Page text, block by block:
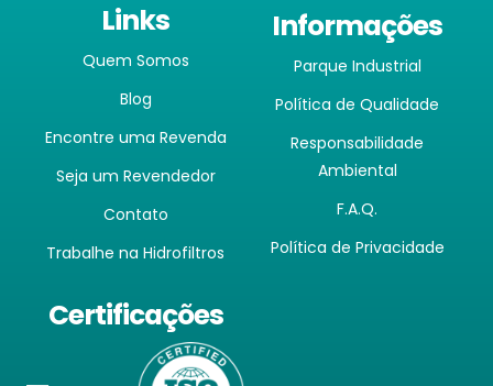
Links
Quem Somos
Blog
Encontre uma Revenda
Seja um Revendedor
Contato
Trabalhe na Hidrofiltros
Informações
Parque Industrial
Política de Qualidade
Responsabilidade
Ambiental
F.A.Q.
Política de Privacidade
Certificações